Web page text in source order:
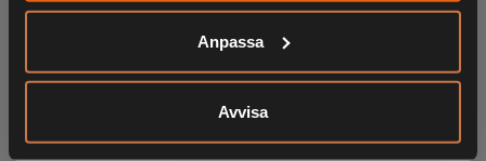
Anpassa
Avvisa
ANDRA HAR OCKSÅ TITTAT PÅ